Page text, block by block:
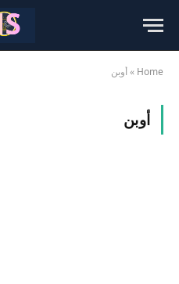
Home
»أوبن
أوبن